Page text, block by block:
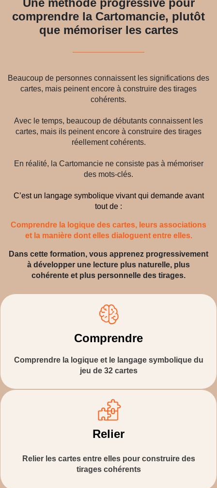
comprendre la Cartomancie, plutôt
que mémoriser les cartes
Beaucoup de personnes connaissent les significations des
cartes, mais peinent encore à construire des tirages
cohérents.
Avec le temps, beaucoup de débutants connaissent les
cartes, mais ils peinent encore à construire des tirages
réellement cohérents.
En réalité, la Cartomancie ne consiste pas à mémoriser
des mots-clés.
C’est un langage symbolique vivant qui demande avant
tout de :
Comprendre la logique des cartes, leurs associations
et la manière dont elles dialoguent entre elles.
Dans cette formation, vous apprenez progressivement
à développer une lecture plus naturelle, plus
cohérente et plus personnelle des tirages.
Comprendre
Comprendre la logique et le langage symbolique du
jeu de 32 cartes
Relier
Relier les cartes entre elles pour construire des
tirages cohérents